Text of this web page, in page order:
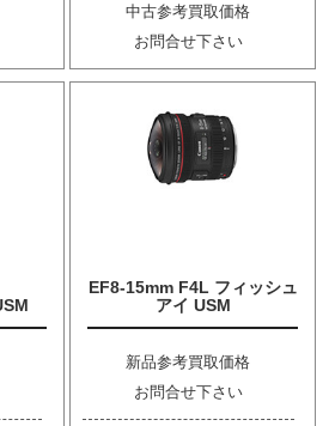
中古参考買取価格
お問合せ下さい
EF8-15mm F4L フィッシュ
アイ USM
新品参考買取価格
お問合せ下さい